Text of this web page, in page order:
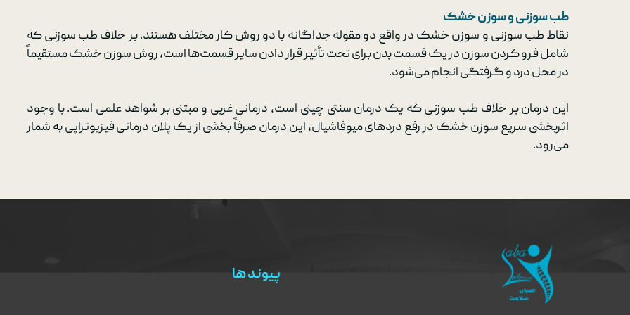
طب سوزنی و سوزن خشک
نقاط طب سوزنی و سوزن خشک در واقع دو مقوله جداگانه با دو روش کار مختلف هستند. بر خلاف طب سوزنی که
شامل فرو کردن سوزن در یک قسمت بدن برای تحت تأثیر قرار دادن سایر قسمت‌ها است، روش سوزن خشک مستقیماً
در محل درد و گرفتگی انجام می‌شود.
این درمان بر خلاف طب سوزنی که یک درمان سنتی چینی است، درمانی غربی و مبتنی بر شواهد علمی است. با وجود
اثربخشی سریع سوزن خشک در رفع دردهای میوفاشیال، این درمان صرفاً بخشی از یک پلان درمانی فیزیوتراپی به شمار
می‌رود.
پیوند ها